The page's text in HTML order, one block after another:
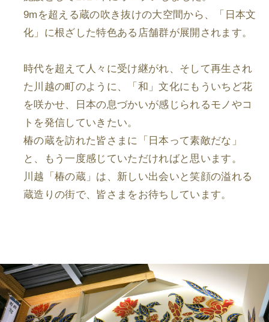
9mを超える蔵の吹き抜けの大空間から、「日本文
化」に根ざした特色ある店舗群が展開されます。
時代を超えて人々に受け継がれ、そして再生され
た川越の町のように、「和」文化にもういちど花
を咲かせ、日本の息づかいが感じられるモノやコ
トを発信していきたい。
椿の蔵を訪れた皆さまに「日本って素敵だな」
と、もう一度感じていただければと思います。
川越「椿の蔵」は、新しい出会いと笑顔の溢れる
蔵造りの街で、皆さまをお待ちしています。